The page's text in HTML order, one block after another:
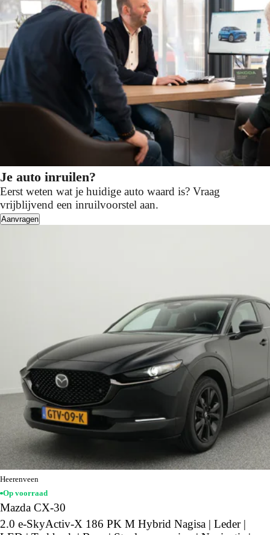
Je auto inruilen?
Eerst weten wat je huidige auto waard is? Vraag
vrijblijvend een inruilvoorstel aan.
Aanvragen
Heerenveen
Op voorraad
Mazda CX-30
2.0 e-SkyActiv-X 186 PK M Hybrid Nagisa | Leder |